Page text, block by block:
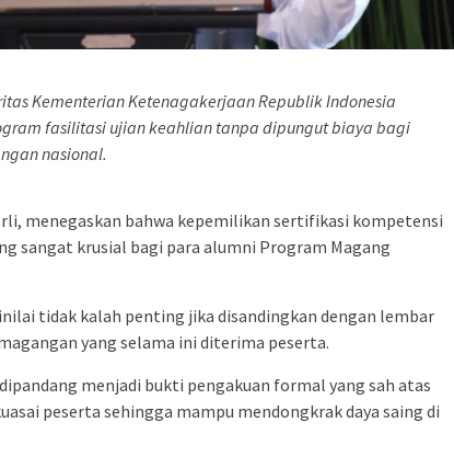
Kementerian Ketenagakerjaan Republik Indonesia
fasilitasi ujian keahlian tanpa dipungut biaya bagi
nasional.
menegaskan bahwa kepemilikan sertifikasi kompetensi
sangat krusial bagi para alumni Program Magang
tidak kalah penting jika disandingkan dengan lembar
yang selama ini diterima peserta.
menjadi bukti pengakuan formal yang sah atas
peserta sehingga mampu mendongkrak daya saing di